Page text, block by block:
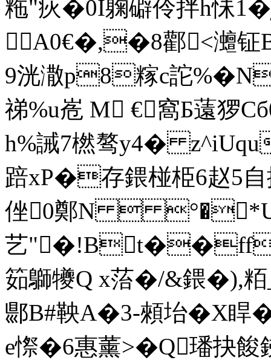
粚"疢�0I躹礔伶拌h怽
A0€�,�8酄<灗
9洸潵p8糘c詑
祶%u峞 M €窩Б薳猡
h%誡7橪骜y4� z^iUqu
踣xP�存鍡椪栕6赵5
侳0鄭N  °�*U
艺
筎鶳犪Q x菭�/&鍡�),粨_
郻B#鞅A�3-顂坮�X睅
e憏�6惠薰>�Q璠抉